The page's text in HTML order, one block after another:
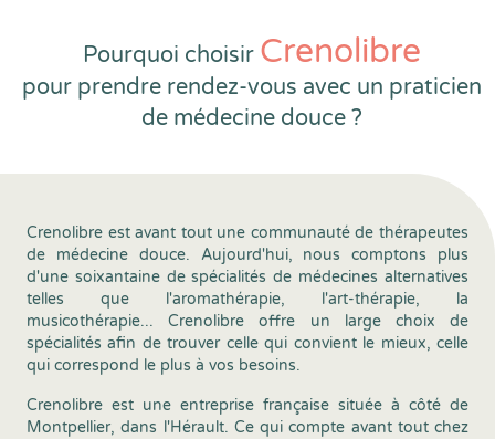
Pourquoi choisir Crenolibre
pour prendre rendez-vous avec un praticien
de médecine douce ?
Crenolibre est avant tout une communauté de thérapeutes
de médecine douce. Aujourd'hui, nous comptons plus
d'une soixantaine de spécialités de médecines alternatives
telles que l'aromathérapie, l'art-thérapie, la
musicothérapie... Crenolibre offre un large choix de
spécialités afin de trouver celle qui convient le mieux, celle
qui correspond le plus à vos besoins.
Crenolibre est une entreprise française située à côté de
Montpellier, dans l'Hérault. Ce qui compte avant tout chez